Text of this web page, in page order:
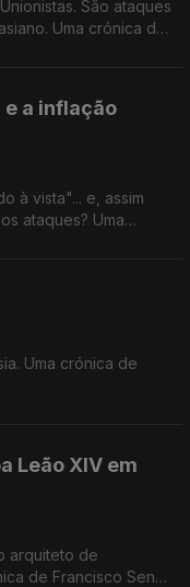
São ataques
Uma crónica de
a inflação
à vista"... e, assim
ataques? Uma
Uma crónica de
Leão XIV em
arquiteto de
de Francisco Sena